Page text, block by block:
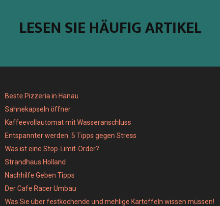
LESEN SIE HÄUFIG ARTIKEL
Beste Pizzeria in Hanau
Sahnekapseln öffner
Kaffeevollautomat mit Wasseranschluss
Entspannter werden: 5 Tipps gegen Stress
Was ist eine Stop-Limit-Order?
Strandhaus Holland
Nachhilfe Geben Tipps
Der Cafe Racer Umbau
Was Sie über festkochende und mehlige Kartoffeln wissen müssen!